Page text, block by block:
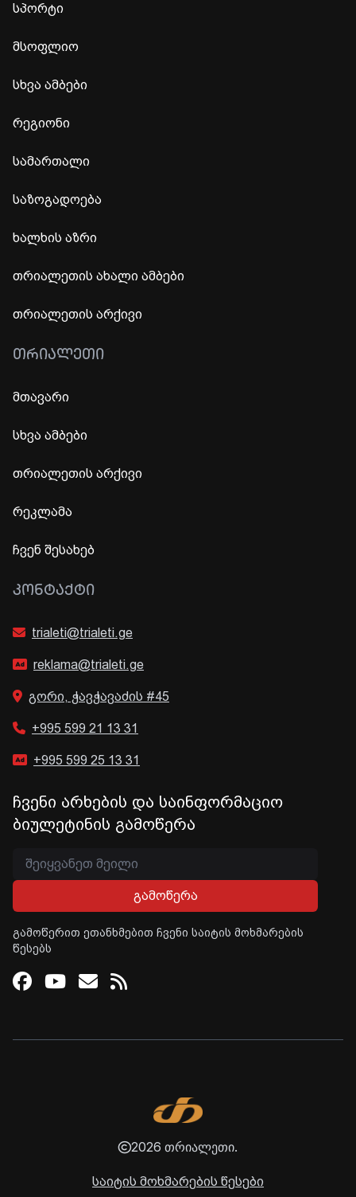
სპორტი
მსოფლიო
სხვა ამბები
რეგიონი
სამართალი
საზოგადოება
ხალხის აზრი
თრიალეთის ახალი ამბები
თრიალეთის არქივი
ᲗᲠᲘᲐᲚᲔᲗᲘ
მთავარი
სხვა ამბები
თრიალეთის არქივი
რეკლამა
ჩვენ შესახებ
ᲙᲝᲜᲢᲐᲥᲢᲘ
trialeti@trialeti.ge
reklama@trialeti.ge
გორი, ჭავჭავაძის #45
+995 599 21 13 31
+995 599 25 13 31
ჩვენი არხების და საინფორმაციო
ბიულეტინის გამოწერა
გამოწერა
გამოწერით ეთანხმებით ჩვენი საიტის მოხმარების
წესებს
Facebook
Youtube
Email
RSS
2026 თრიალეთი.
საიტის მოხმარების წესები